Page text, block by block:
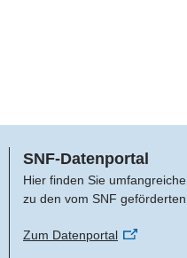
SNF-Datenportal
Hier finden Sie
zu den vom SNF geförderten
Zum Datenportal